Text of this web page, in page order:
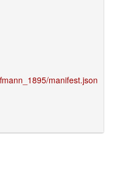
manifest.json